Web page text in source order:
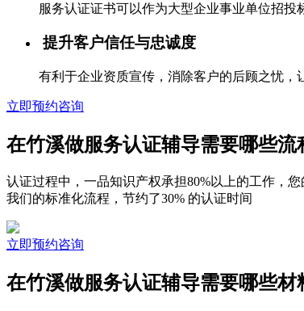
服务认证证书可以作为大型企业事业单位招投
提升客户信任与忠诚度
有利于企业资质宣传，消除客户的后顾之忧，
立即预约咨询
在竹溪做服务认证辅导需要哪些流
认证过程中，一品知识产权承担80%以上的工作，
我们的标准化流程，节约了30% 的认证时间
立即预约咨询
在竹溪做服务认证辅导需要哪些材